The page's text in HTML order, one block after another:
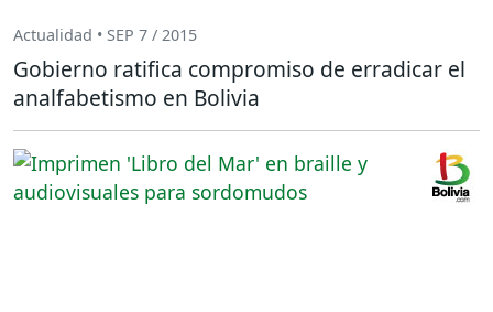
Actualidad • SEP 7 / 2015
Gobierno ratifica compromiso de erradicar el
analfabetismo en Bolivia